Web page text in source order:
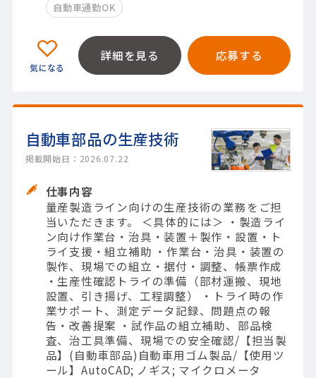
自動車通勤OK
詳細を見る 応募する
自動車部品の生産技術
掲載開始日：2026.07.22
仕事内容
量産製造ライン向けの生産技術の業務をご担
当いただきます。 ＜具体的には＞ ・製造ライ
ン向け作業台・治具・装置＋製作・設置・ト
ライ支援・組立補助 ・作業台・治具・装置の
製作、現場での組立・据付・調整、帳票作成
・生産性確認トライの準備（部材運搬、現地
設置、引き揚げ、工程調整） ・トライ時の作
業サポート、測定データ記録、問題点の報
告・改善提案 ・試作品の組立補助、部品検
査、治工具準備、現場での安全確認/【担当製
品】(自動車部品)自動車用ゴム製品/【使用ツ
ール】AutoCAD; ノギス; マイクロメータ